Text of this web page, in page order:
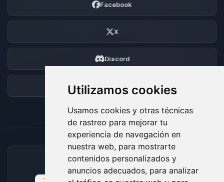
Utilizamos cookies
Usamos cookies y otras técnicas
de rastreo para mejorar tu
experiencia de navegación en
nuestra web, para mostrarte
contenidos personalizados y
anuncios adecuados, para analizar
Facebook
X
Discord
Foro
MÉTODOS DE PAGO ACEPTADOS